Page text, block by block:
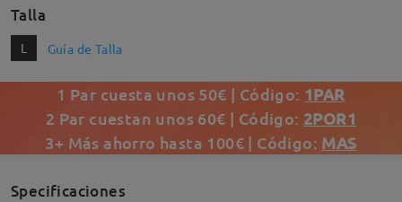
Talla
L Guía de Talla
1 Par cuesta unos 50€ | Código: 1PAR
2 Par cuestan unos 60€ | Código: 2POR1
3+ Más ahorro hasta 100€ | Código: MAS
Specificaciones